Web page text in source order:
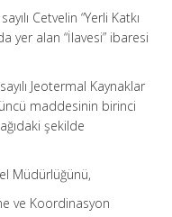
Cetvelin “Yerli Katkı
yer alan “İlavesi” ibaresi
Jeotermal Kaynaklar
maddesinin birinci
şekilde
Müdürlüğünü,
ve Koordinasyon